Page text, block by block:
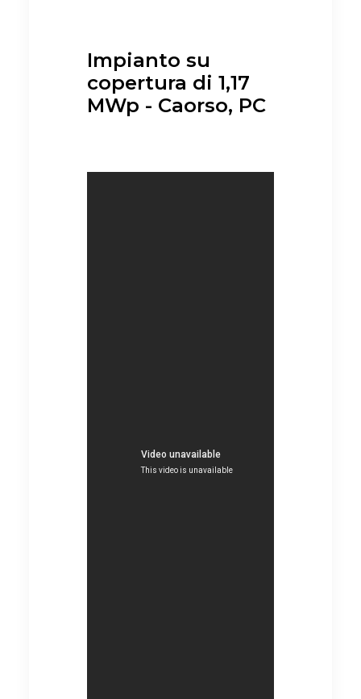
Impianto su
copertura di 1,17
MWp - Caorso, PC